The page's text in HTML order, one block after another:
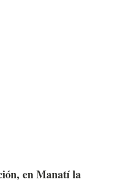
en Manatí la